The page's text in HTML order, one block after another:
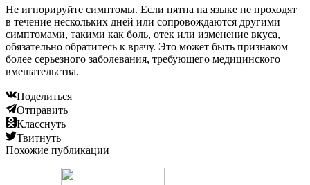
Не игнорируйте симптомы. Если пятна на языке не проходят
в течение нескольких дней или сопровождаются другими
симптомами, такими как боль, отек или изменение вкуса,
обязательно обратитесь к врачу. Это может быть признаком
более серьезного заболевания, требующего медицинского
вмешательства.
Поделиться
Отправить
Класснуть
Твитнуть
Похожие публикации